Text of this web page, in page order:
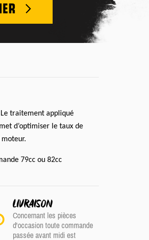
traitement appliqué
d’optimiser le taux de
79cc ou 82cc
LIVRAISON
Concernant les pièces
d'occasion toute commande
passée avant midi est